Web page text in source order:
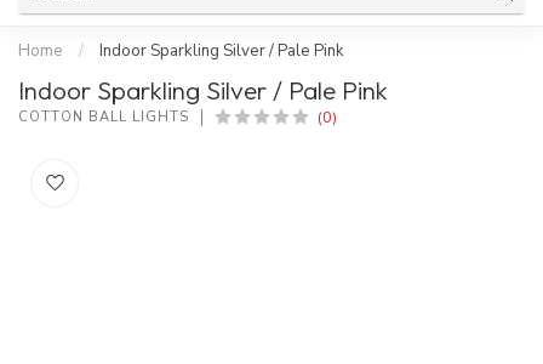
Home / Indoor Sparkling Silver / Pale Pink
Indoor Sparkling Silver / Pale Pink
COTTON BALL LIGHTS (0)